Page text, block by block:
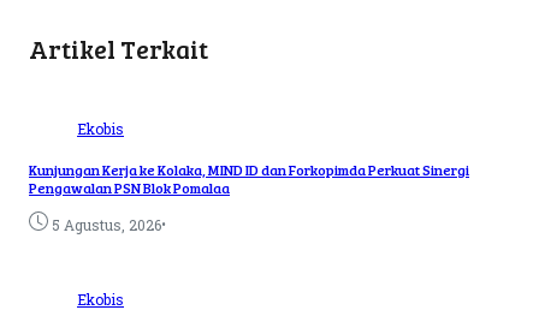
Artikel Terkait
Ekobis
Kunjungan Kerja ke Kolaka, MIND ID dan Forkopimda Perkuat Sinergi
Pengawalan PSN Blok Pomalaa
5 Agustus, 2026•
Ekobis